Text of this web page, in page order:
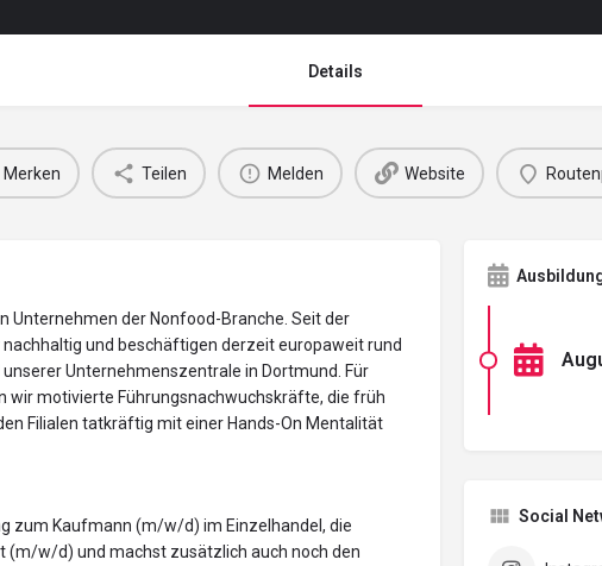
Details
Merken Teilen Melden Website
Unternehmen der Nonfood-Branche. Seit der
und beschäftigen derzeit europaweit rund
Unternehmenszentrale in Dortmund. Für
wir motivierte Führungsnachwuchskräfte, die früh
Filialen tatkräftig mit einer Hands-On Mentalität
zum Kaufmann (m/w/d) im Einzelhandel, die
(m/w/d) und machst zusätzlich auch noch den
Social